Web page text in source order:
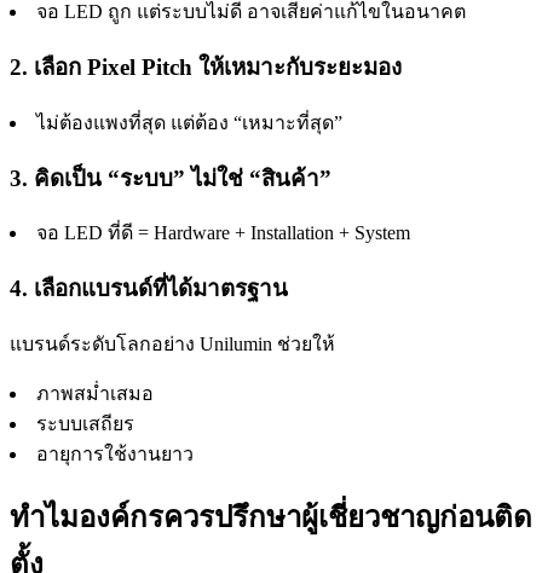
จอ LED ถูก แต่ระบบไม่ดี อาจเสียค่าแก้ไขในอนาคต
2. เลือก Pixel Pitch ให้เหมาะกับระยะมอง
ไม่ต้องแพงที่สุด แต่ต้อง “เหมาะที่สุด”
3. คิดเป็น “ระบบ” ไม่ใช่ “สินค้า”
จอ LED ที่ดี = Hardware + Installation + System
4. เลือกแบรนด์ที่ได้มาตรฐาน
แบรนด์ระดับโลกอย่าง Unilumin ช่วยให้
ภาพสม่ำเสมอ
ระบบเสถียร
อายุการใช้งานยาว
ทำไมองค์กรควรปรึกษาผู้เชี่ยวชาญก่อนติด
ตั้ง